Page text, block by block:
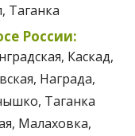
Таганка
России:
Каскад,
Награда,
Таганка
Малаховка,